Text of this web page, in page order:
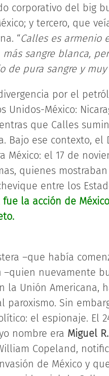
corporativo del big
y tercero, que
“Calles es armenio
más sangre blanca,
de pura sangre y
por el
Unidos-México:
que Calles
Bajo ese contexto,
México: el 17 de
quienes
entre los
fue la acción de
–que había
–quien nuevamente
la Unión Americana,
paroxismo. Sin
el espionaje. El
nombre era Miguel
Copeland,
de México y